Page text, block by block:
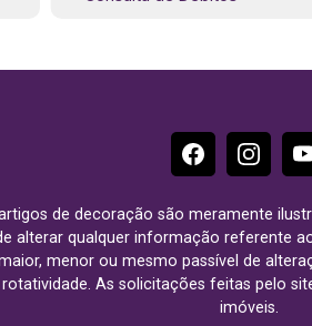
de decoração são meramente
alterar qualquer informação referente
menor ou mesmo passível de
As solicitações feitas pelo
imóveis.